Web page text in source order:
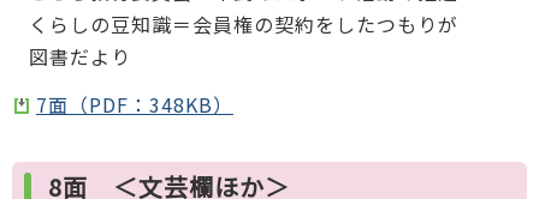
くらしの豆知識＝会員権の契約をしたつもりが
図書だより
7面（PDF：348KB）
8面 ＜文芸欄ほか＞